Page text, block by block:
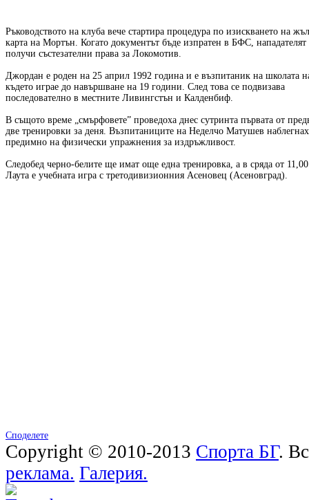
Ръководството на клуба вече стартира процедура по изискването на
карта на Мортън. Когато документът бъде изпратен в БФС,
получи състезателни права за Локомотив.
Джордан е роден на 25 април 1992 година и е възпитаник на школата
където играе до навършване на 19 години. След това се подвизава
последователно в местните Ливингстън и Калденбиф.
В същото време „смърфовете” проведоха днес сутринта първата от
две тренировки за деня. Възпитаниците на Неделчо Матушев
предимно на физически упражнения за издръжливост.
Следобед черно-белите ще имат още една тренировка, а в сряда от 11,00
Лаута е учебната игра с третодивизионния Асеновец (Асеновград).
Споделете
Copyright © 2010-2013 Спорта БГ.
реклама. Галерия.